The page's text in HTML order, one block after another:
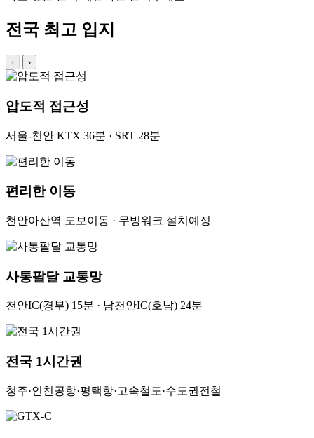
전국 최고 입지
‹ ›
압도적 접근성
서울-천안 KTX 36분 · SRT 28분
편리한 이동
천안아산역 도보이동 · 무빙워크 설치예정
사통팔달 교통망
천안IC(경부) 15분 · 남천안IC(호남) 24분
전국 1시간권
청주·인천공항·평택항·고속철도·수도권전철